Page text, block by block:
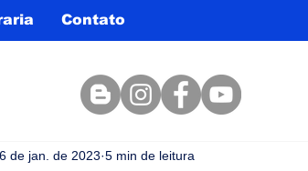
Contato
de jan. de 2023 5 min de leitura